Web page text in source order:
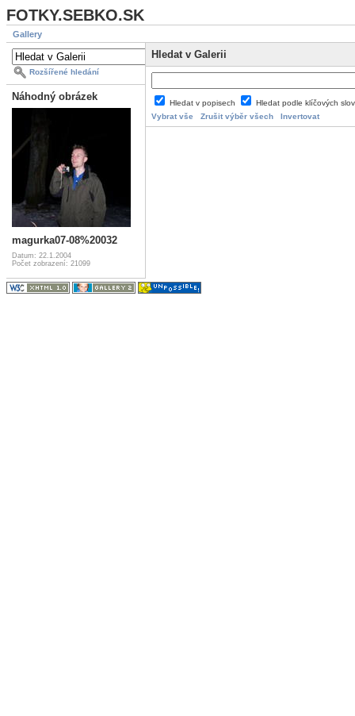
FOTKY.SEBKO.SK
Gallery
Rozšířené hledání
Náhodný obrázek
magurka07-08%20032
Datum: 22.1.2004
Počet zobrazení: 21099
Hledat v Galerii
Hledat v popisech
Hledat podle klíčových
Vybrat vše
Zrušit výběr všech Invertovat